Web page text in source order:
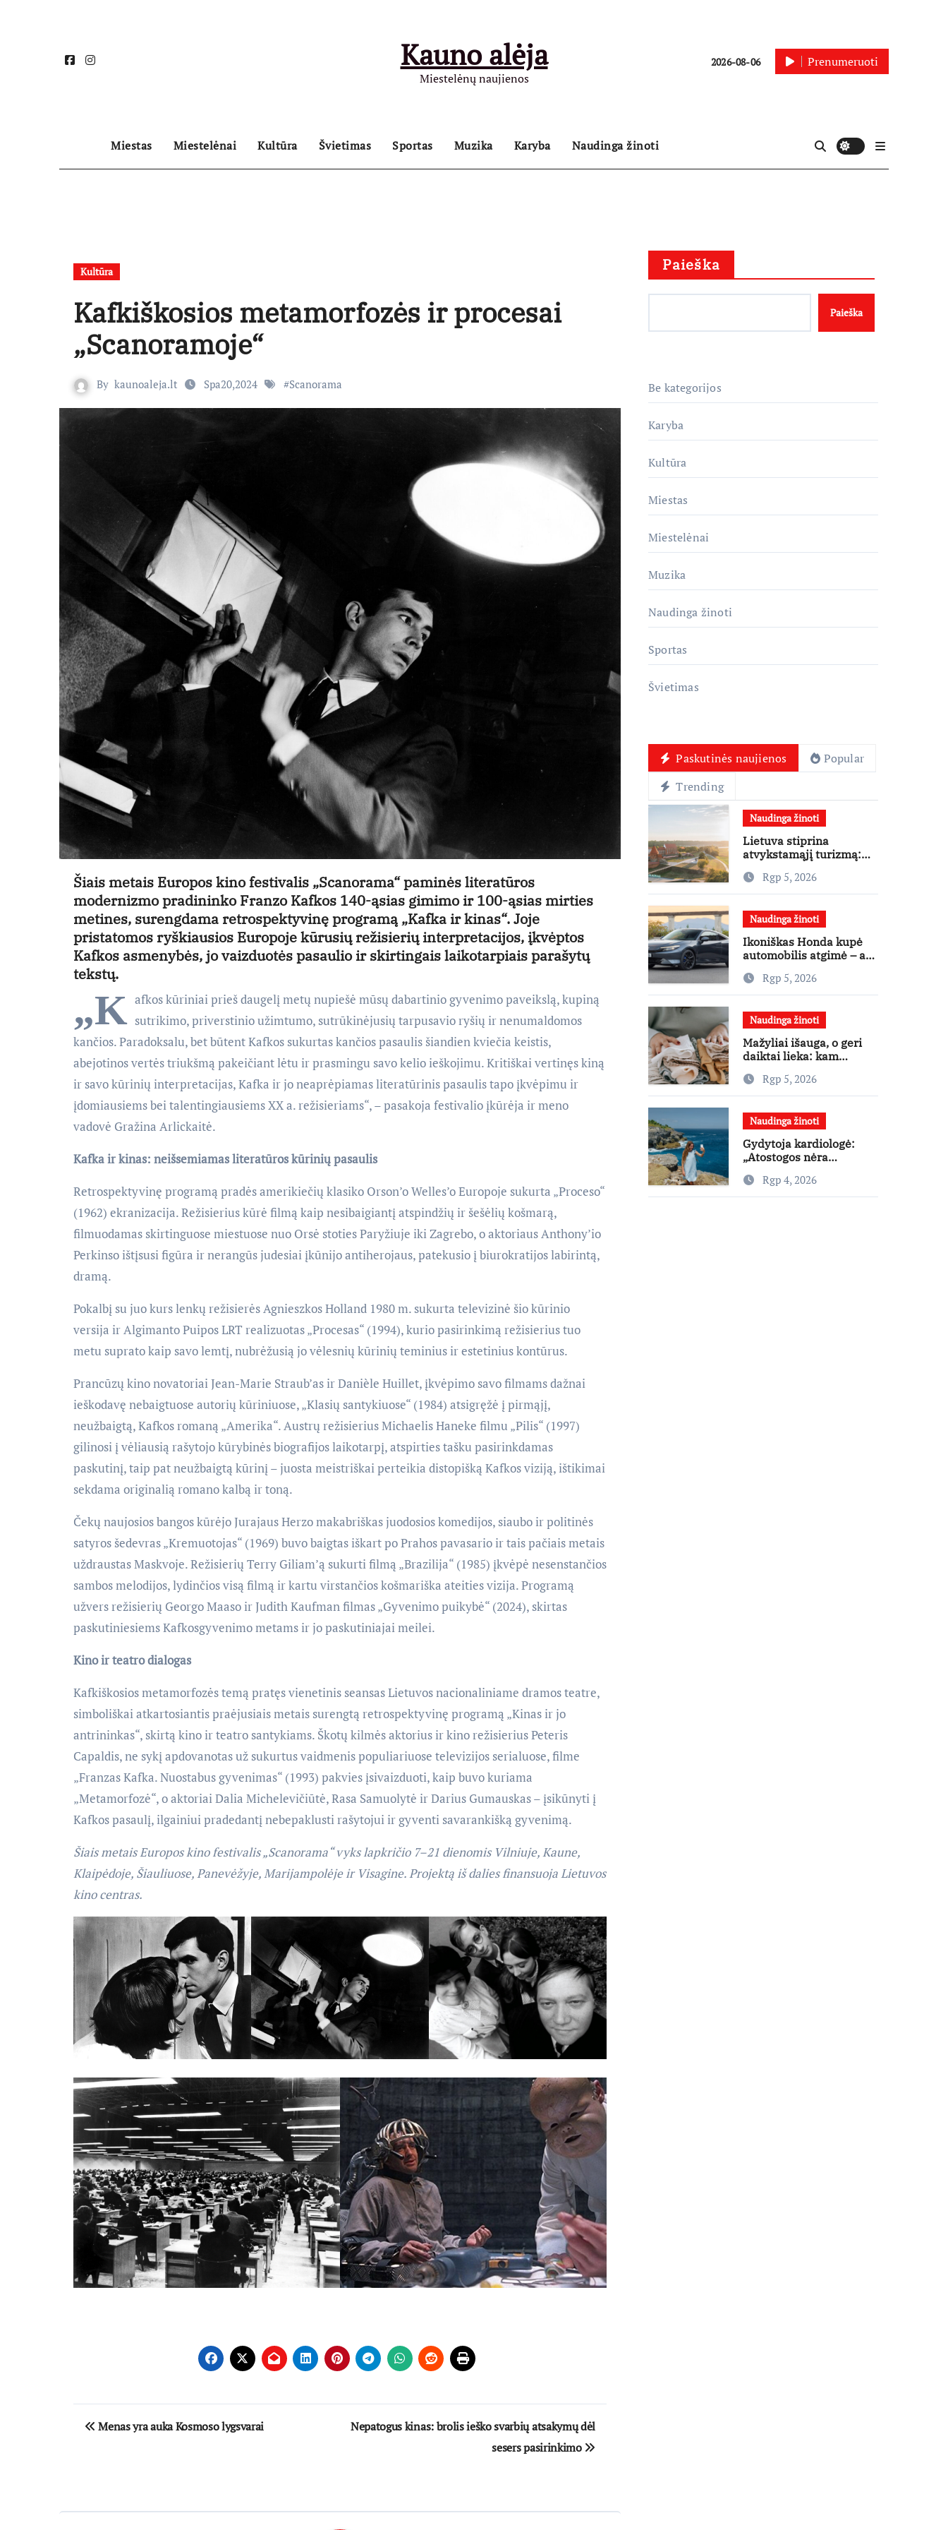
Kauno alėja
Miestelėnų naujienos
2026-08-06 Prenumeruoti
Miestas Miestelėnai Kultūra Švietimas Sportas Muzika Karyba Naudinga žinoti
Kultūra
Kafkiškosios metamorfozės ir procesai
„Scanoramoje“
By kaunoaleja.lt Spa20,2024 #Scanorama
Šiais metais Europos kino festivalis „Scanorama“ paminės literatūros
modernizmo pradininko Franzo Kafkos 140-ąsias gimimo ir 100-ąsias mirties
metines, surengdama retrospektyvinę programą „Kafka ir kinas“. Joje
pristatomos ryškiausios Europoje kūrusių režisierių interpretacijos, įkvėptos
Kafkos asmenybės, jo vaizduotės pasaulio ir skirtingais laikotarpiais parašytų
tekstų.
„K afkos kūriniai prieš daugelį metų nupiešė mūsų dabartinio gyvenimo paveikslą, kupiną
sutrikimo, priverstinio užimtumo, sutrūkinėjusių tarpusavio ryšių ir nenumaldomos
kančios. Paradoksalu, bet būtent Kafkos sukurtas kančios pasaulis šiandien kviečia keistis,
abejotinos vertės triukšmą pakeičiant lėtu ir prasmingu savo kelio ieškojimu. Kritiškai vertinęs kiną
ir savo kūrinių interpretacijas, Kafka ir jo neaprėpiamas literatūrinis pasaulis tapo įkvėpimu ir
įdomiausiems bei talentingiausiems XX a. režisieriams“, – pasakoja festivalio įkūrėja ir meno
vadovė Gražina Arlickaitė.
Kafka ir kinas: neišsemiamas literatūros kūrinių pasaulis
Retrospektyvinę programą pradės amerikiečių klasiko Orson’o Welles’o Europoje sukurta „Proceso“
(1962) ekranizacija. Režisierius kūrė filmą kaip nesibaigiantį atspindžių ir šešėlių košmarą,
filmuodamas skirtinguose miestuose nuo Orsė stoties Paryžiuje iki Zagrebo, o aktoriaus Anthony’io
Perkinso ištįsusi figūra ir nerangūs judesiai įkūnijo antiherojaus, patekusio į biurokratijos labirintą,
dramą.
Pokalbį su juo kurs lenkų režisierės Agnieszkos Holland 1980 m. sukurta televizinė šio kūrinio
versija ir Algimanto Puipos LRT realizuotas „Procesas“ (1994), kurio pasirinkimą režisierius tuo
metu suprato kaip savo lemtį, nubrėžusią jo vėlesnių kūrinių teminius ir estetinius kontūrus.
Prancūzų kino novatoriai Jean-Marie Straub’as ir Danièle Huillet, įkvėpimo savo filmams dažnai
ieškodavę nebaigtuose autorių kūriniuose, „Klasių santykiuose“ (1984) atsigręžė į pirmąjį,
neužbaigtą, Kafkos romaną „Amerika“. Austrų režisierius Michaelis Haneke filmu „Pilis“ (1997)
gilinosi į vėliausią rašytojo kūrybinės biografijos laikotarpį, atspirties tašku pasirinkdamas
paskutinį, taip pat neužbaigtą kūrinį – juosta meistriškai perteikia distopišką Kafkos viziją, ištikimai
sekdama originalią romano kalbą ir toną.
Čekų naujosios bangos kūrėjo Jurajaus Herzo makabriškas juodosios komedijos, siaubo ir politinės
satyros šedevras „Kremuotojas“ (1969) buvo baigtas iškart po Prahos pavasario ir tais pačiais metais
uždraustas Maskvoje. Režisierių Terry Giliam’ą sukurti filmą „Brazilija“ (1985) įkvėpė nesenstančios
sambos melodijos, lydinčios visą filmą ir kartu virstančios košmariška ateities vizija. Programą
užvers režisierių Georgo Maaso ir Judith Kaufman filmas „Gyvenimo puikybė“ (2024), skirtas
paskutiniesiems Kafkosgyvenimo metams ir jo paskutiniajai meilei.
Kino ir teatro dialogas
Kafkiškosios metamorfozės temą pratęs vienetinis seansas Lietuvos nacionaliniame dramos teatre,
simboliškai atkartosiantis praėjusiais metais surengtą retrospektyvinę programą „Kinas ir jo
antrininkas“, skirtą kino ir teatro santykiams. Škotų kilmės aktorius ir kino režisierius Peteris
Capaldis, ne sykį apdovanotas už sukurtus vaidmenis populiariuose televizijos serialuose, filme
„Franzas Kafka. Nuostabus gyvenimas“ (1993) pakvies įsivaizduoti, kaip buvo kuriama
„Metamorfozė“, o aktoriai Dalia Michelevičiūtė, Rasa Samuolytė ir Darius Gumauskas – įsikūnyti į
Kafkos pasaulį, ilgainiui pradedantį nebepaklusti rašytojui ir gyventi savarankišką gyvenimą.
Šiais metais Europos kino festivalis „Scanorama“ vyks lapkričio 7–21 dienomis Vilniuje, Kaune,
Klaipėdoje, Šiauliuose, Panevėžyje, Marijampolėje ir Visagine. Projektą iš dalies finansuoja Lietuvos
kino centras.
Navigacija
Menas yra auka Kosmoso lygsvarai
Nepatogus kinas: brolis ieško svarbių atsakymų dėl
sesers pasirinkimo
Paieška
Paieška
Be kategorijos
Karyba
Kultūra
Miestas
Miestelėnai
Muzika
Naudinga žinoti
Sportas
Švietimas
Paskutinės naujienos
Popular
Trending
Naudinga žinoti
Lietuva stiprina
atvykstamąjį turizmą:
užsienio turistams
pritraukti
Rgp 5, 2026
Naudinga žinoti
Ikoniškas Honda kupė
automobilis atgimė – ar
lūkesčius?
Rgp 5, 2026
Naudinga žinoti
Mažyliai išauga, o geri
daiktai lieka: kam
aukso vertės?
Rgp 5, 2026
Naudinga žinoti
Gydytoja kardiologė:
„Atostogos nėra
stengtis per vieną dieną
pamatyti visų lankytinų
Rgp 4, 2026